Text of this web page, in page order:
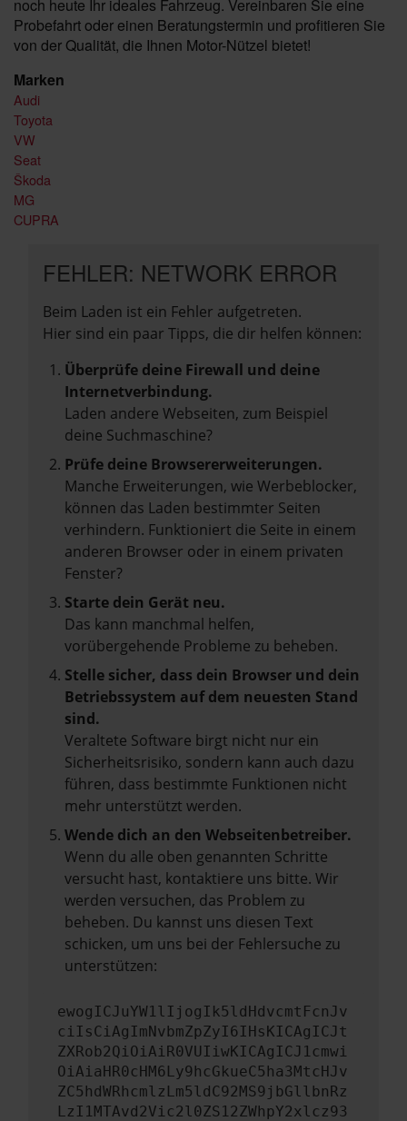
noch heute Ihr ideales Fahrzeug. Vereinbaren Sie eine
Probefahrt oder einen Beratungstermin und profitieren Sie
von der Qualität, die Ihnen Motor-Nützel bietet!
Marken
Audi
Toyota
VW
Seat
Škoda
MG
CUPRA
FEHLER: NETWORK ERROR
Beim Laden ist ein Fehler aufgetreten.
Hier sind ein paar Tipps, die dir helfen können:
Überprüfe deine Firewall und deine
Internetverbindung.
Laden andere Webseiten, zum Beispiel
deine Suchmaschine?
Prüfe deine Browsererweiterungen.
Manche Erweiterungen, wie Werbeblocker,
können das Laden bestimmter Seiten
verhindern. Funktioniert die Seite in einem
anderen Browser oder in einem privaten
Fenster?
Starte dein Gerät neu.
Das kann manchmal helfen,
vorübergehende Probleme zu beheben.
Stelle sicher, dass dein Browser und dein
Betriebssystem auf dem neuesten Stand
sind.
Veraltete Software birgt nicht nur ein
Sicherheitsrisiko, sondern kann auch dazu
führen, dass bestimmte Funktionen nicht
mehr unterstützt werden.
Wende dich an den Webseitenbetreiber.
Wenn du alle oben genannten Schritte
versucht hast, kontaktiere uns bitte. Wir
werden versuchen, das Problem zu
beheben. Du kannst uns diesen Text
schicken, um uns bei der Fehlersuche zu
unterstützen:
ewogICJuYW1lIjogIk5ldHdvcmtFcnJv
ciIsCiAgImNvbmZpZyI6IHsKICAgICJt
ZXRob2QiOiAiR0VUIiwKICAgICJ1cmwi
OiAiaHR0cHM6Ly9hcGkueC5ha3MtcHJv
ZC5hdWRhcmlzLm5ldC92MS9jbGllbnRz
LzI1MTAvd2Vic2l0ZS12ZWhpY2xlcz93